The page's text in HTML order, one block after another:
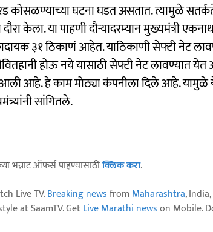
कोसळण्याच्या घटना घडत असतात. त्यामुळे
केला. या पाहणी दौऱ्यादरम्यान मुख्यमंत्री
३१ ठिकाणं आहेत. याठिकाणी सेफ्टी नेट
होऊ नये यासाठी सेफ्टी नेट लावण्यात
आहे. हे काम मोठ्या कंपनीला दिले आहे. यामुळे
सांगितले.
भन्नाट ऑफर्स पाहण्यासाठीक्लिक करा.
Live TV.Breaking newsfrom Maharashtra,
at SaamTV. GetLive Marathi newson Mobile.